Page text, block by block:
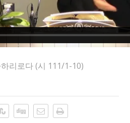
리로다 (시 111/1-10)